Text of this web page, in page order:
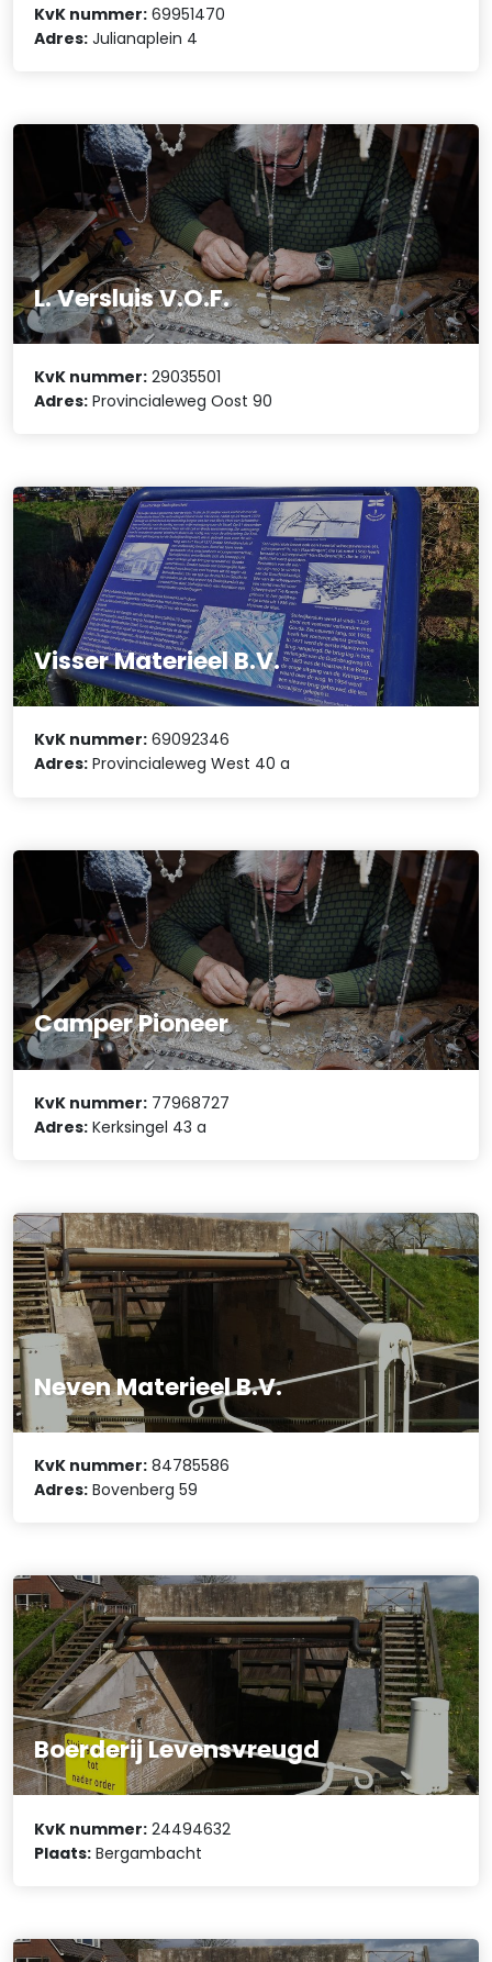
KvK nummer: 69951470
Adres: Julianaplein 4
L. Versluis V.O.F.
KvK nummer: 29035501
Adres: Provincialeweg Oost 90
Visser Materieel B.V.
KvK nummer: 69092346
Adres: Provincialeweg West 40 a
Camper Pioneer
KvK nummer: 77968727
Adres: Kerksingel 43 a
Neven Materieel B.V.
KvK nummer: 84785586
Adres: Bovenberg 59
Boerderij Levensvreugd
KvK nummer: 24494632
Plaats: Bergambacht